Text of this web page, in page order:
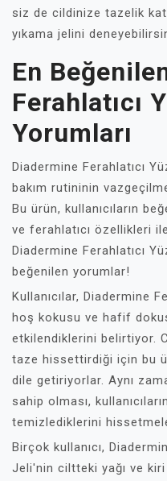
siz de cildinize tazelik
yıkama jelini
En
Ferahlatıcı
Yorumları
Diadermine Ferahlatıcı
bakım rutininin
Bu ürün, kullanıcıların
ve ferahlatıcı özellikleri
Diadermine Ferahlatıcı
beğenilen yorumlar!
Kullanıcılar, Diadermine
hoş kokusu ve hafif
etkilendiklerini belirtiyor.
taze hissettirdiği için bu
dile getiriyorlar. Aynı
sahip olması,
temizlediklerini
Birçok kullanıcı,
Jeli'nin ciltteki yağı ve